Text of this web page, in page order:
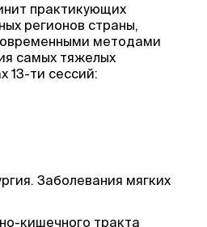
практикующих
регионов страны,
методами
самых тяжелых
13-ти сессий:
Заболевания мягких
кишечного тракта